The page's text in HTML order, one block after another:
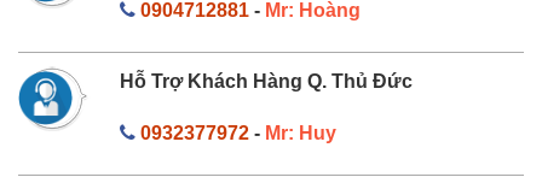
0904712881- Mr: Hoàng
Hỗ Trợ Khách Hàng Q. Thủ Đức
0932377972- Mr: Huy